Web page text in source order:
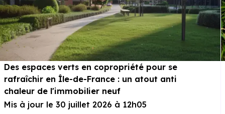
Des espaces verts en copropriété pour se
rafraîchir en Île-de-France : un atout anti
chaleur de l'immobilier neuf
Mis à jour le 30 juillet 2026 à 12h05